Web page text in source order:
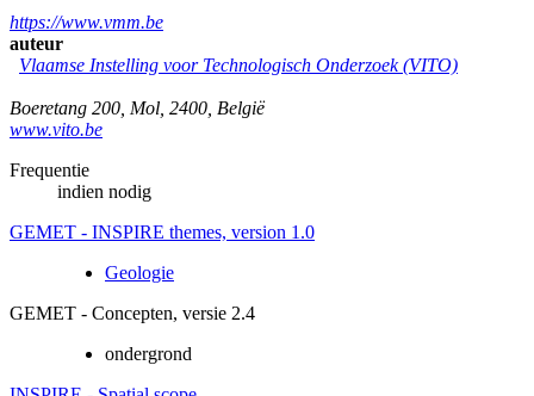
https://www.vmm.be
auteur
Vlaamse Instelling voor Technologisch Onderzoek (VITO)
Boeretang 200 Mol 2400 België
www.vito.be
Frequentie
indien nodig
GEMET - INSPIRE themes, version 1.0
Geologie
GEMET - Concepten, versie 2.4
ondergrond